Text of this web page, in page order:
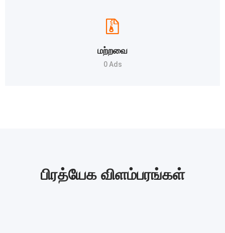
மற்றவை
0 Ads
பிரத்யேக விளம்பரங்கள்